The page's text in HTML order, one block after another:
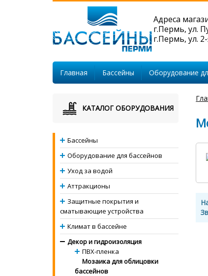
Адреса
г.Пермь, ул.
г.Пермь, ул.
Главная Бассейны Оборудование
КАТАЛОГ ОБОРУДОВАНИЯ
Бассейны
Оборудование для бассейнов
Уход за водой
Аттракционы
Защитные покрытия и
сматывающие устройства
Климат в бассейне
Декор и гидроизоляция
ПВХ-пленка
Мозаика для облицовки
бассейнов